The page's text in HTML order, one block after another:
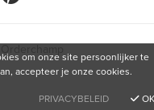
om onze site persoonlijker te
accepteer je onze cookies.
PRIVACYBELEID
OK